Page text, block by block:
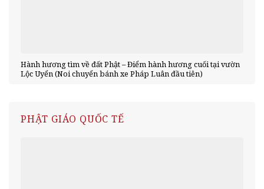
Hành hương tìm về đất Phật – Điểm hành hương cuối tại vườn
Lộc Uyển (Noi chuyển bánh xe Pháp Luân đầu tiên)
PHẬT GIÁO QUỐC TẾ